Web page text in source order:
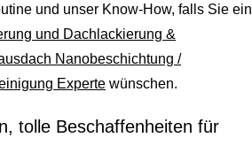
und unser Know-How, falls Sie ein
und Dachlackierung &
Nanobeschichtung /
Experte wünschen.
tolle Beschaffenheiten für